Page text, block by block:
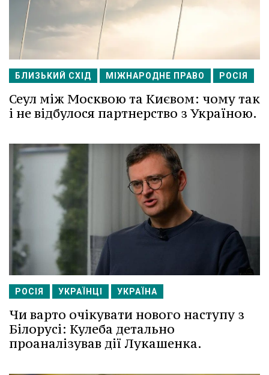
БЛИЗЬКИЙ СХІД МІЖНАРОДНЕ ПРАВО РОСІЯ
Сеул між Москвою та Києвом: чому так
і не відбулося партнерство з Україною.
РОСІЯ УКРАЇНЦІ УКРАЇНА
Чи варто очікувати нового наступу з
Білорусі: Кулеба детально
проаналізував дії Лукашенка.